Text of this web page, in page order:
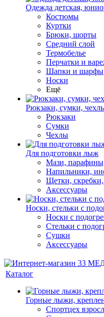
Одежда детская,
Костюмы
Куртки
Брюки, шорты
Средний слой
Термобелье
Перчатки и
Шапки и шарфы
Носки
Ещё
Рюкзаки, сумки,
Рюкзаки
Сумки
Чехлы
Для подготовки лыж
Мази,
Напильники,
Щетки,
Аксессуары
Носки, стельки с
Носки с
Стельки с
Сушки
Аксессуары
Каталог
Горные лыжи,
Спортцех